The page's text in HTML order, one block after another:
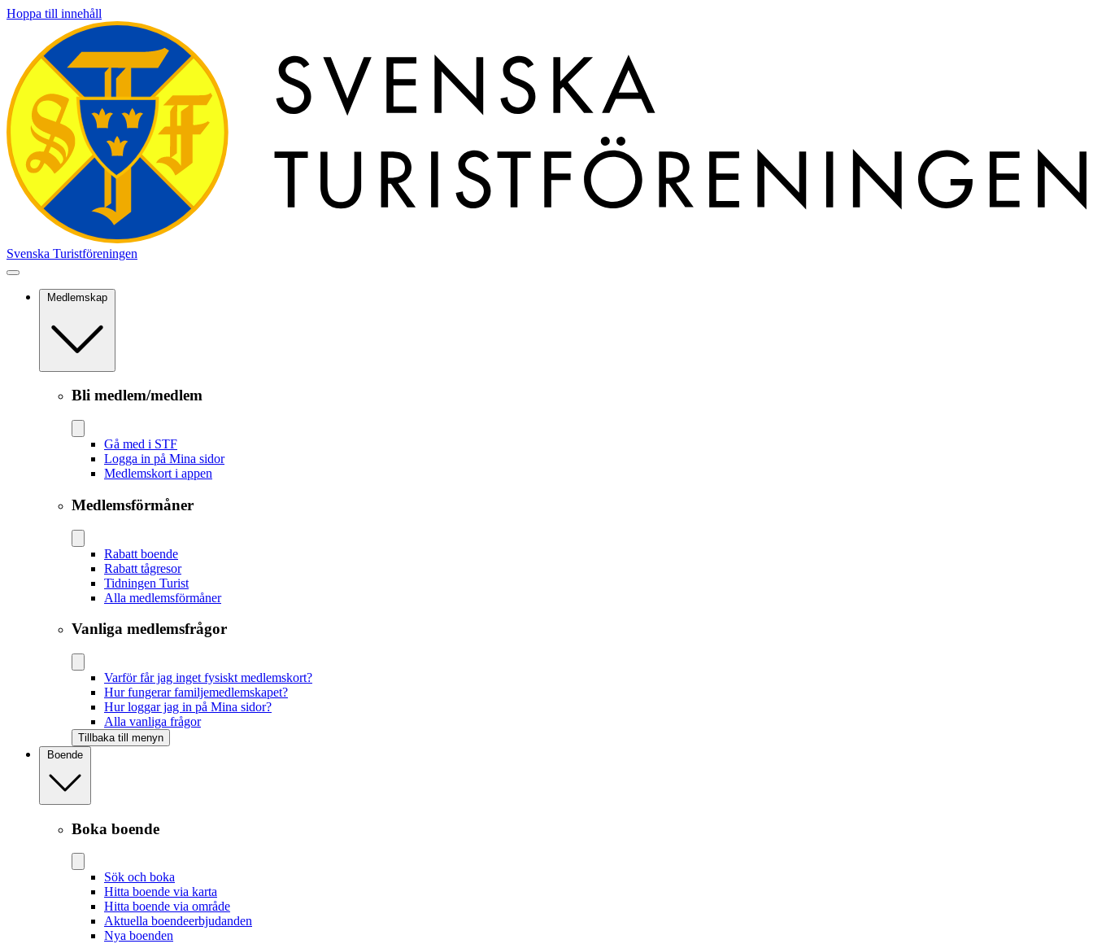
Hoppa till innehåll
Svenska Turistföreningen
Medlemskap
Bli medlem/medlem
Gå med i STF
Logga in på Mina sidor
Medlemskort i appen
Medlemsförmåner
Rabatt boende
Rabatt tågresor
Tidningen Turist
Alla medlemsförmåner
Vanliga medlemsfrågor
Varför får jag inget fysiskt medlemskort?
Hur fungerar familjemedlemskapet?
Hur loggar jag in på Mina sidor?
Alla vanliga frågor
Tillbaka till menyn
Boende
Boka boende
Sök och boka
Hitta boende via karta
Hitta boende via område
Aktuella boendeerbjudanden
Nya boenden